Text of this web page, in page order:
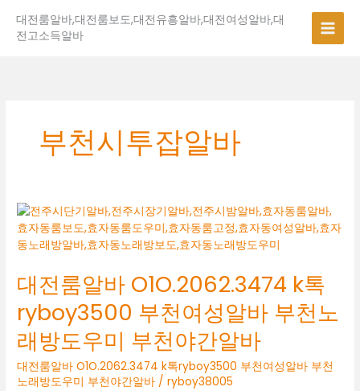
대전룸알바,대전룸보도,대전유흥알바,대전여성알바,대
전고소득알바
부천시투잡알바
대전룸알바 O1O.2062.3474 k톡
ryboy3500 부천여성알바 부천노
래방도우미 부천야간알바
대전룸알바 O1O.2062.3474 k톡ryboy3500 부천여성알바 부천
노래방도우미 부천야간알바 /ryboy38005
대
전
룸
바
O1O.2062.3474
k
톡
ryboy3500
부
천